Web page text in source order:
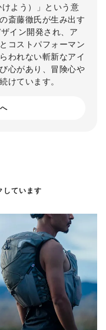
よう）」という意
斎藤徹氏が生み出す
イン開発され、ア
コストパフォーマン
われない斬新なアイ
心があり、冒険心や
けています。
しています